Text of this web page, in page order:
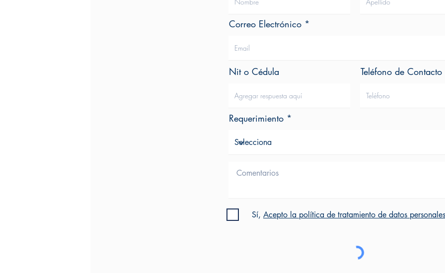
Correo Electrónico
Nit o Cédula Teléfono de Contacto
Requerimiento
Sí, Acepto la política de tratamiento de datos personales